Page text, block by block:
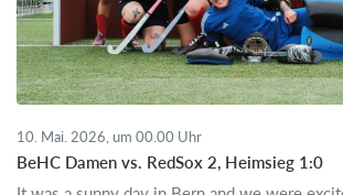
10. Mai. 2026, um 00.00 Uhr
BeHC Damen vs. RedSox 2, Heimsieg 1:0